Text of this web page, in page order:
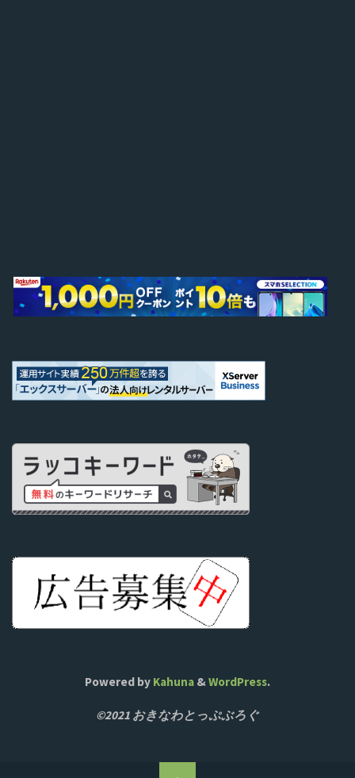
Powered by Kahuna &WordPress.
©2021 おきなわとっぷぶろぐ